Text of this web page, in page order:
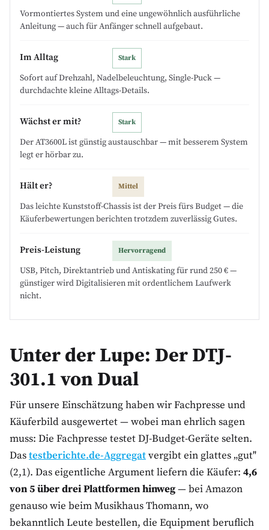
Vormontiertes System und eine ungewöhnlich ausführliche
Anleitung — auch für Anfänger schnell aufgebaut.
Im Alltag Stark
Sofort auf Drehzahl, Nadelbeleuchtung, Single-Puck —
durchdachte kleine Alltags-Details.
Wächst er mit? Stark
Der AT3600L ist günstig austauschbar — mit besserem System
legt er hörbar zu.
Hält er? Mittel
Das leichte Kunststoff-Chassis ist der Preis fürs Budget — die
Käuferbewertungen berichten trotzdem zuverlässig Gutes.
Preis-Leistung Hervorragend
USB, Pitch, Direktantrieb und Antiskating für rund 250 € —
günstiger wird Digitalisieren mit ordentlichem Laufwerk
nicht.
Unter der Lupe: Der DTJ-
301.1 von Dual
Für unsere Einschätzung haben wir Fachpresse und
Käuferbild ausgewertet — wobei man ehrlich sagen
muss: Die Fachpresse testet DJ-Budget-Geräte selten.
Dastestberichte.de-Aggregatvergibt ein glattes „gut"
(2,1). Das eigentliche Argument liefern die Käufer: 4,6
von 5 über drei Plattformen hinweg— bei Amazon
genauso wie beim Musikhaus Thomann, wo
bekanntlich Leute bestellen, die Equipment beruflich